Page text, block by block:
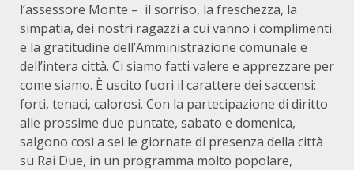
l’assessore Monte – il sorriso, la freschezza, la
simpatia, dei nostri ragazzi a cui vanno i complimenti
e la gratitudine dell’Amministrazione comunale e
dell’intera città. Ci siamo fatti valere e apprezzare per
come siamo. È uscito fuori il carattere dei saccensi:
forti, tenaci, calorosi. Con la partecipazione di diritto
alle prossime due puntate, sabato e domenica,
salgono così a sei le giornate di presenza della città
su Rai Due, in un programma molto popolare,